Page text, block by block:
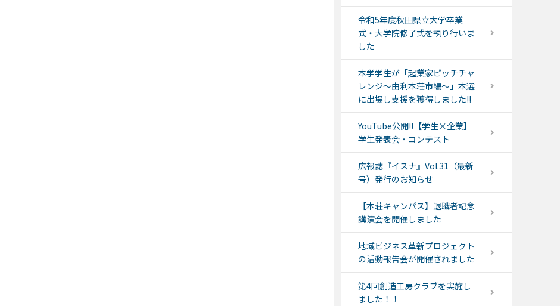
令和5年度秋田県立大学卒業
式・大学院修了式を執り行いま
した
本学学生が「起業家ピッチチャ
レンジ～由利本荘市編～」本選
に出場し支援を獲得しました!!
YouTube公開!!【学生×企業】
学生発表会・コンテスト
広報誌『イスナ』Vol.31（最新
号）発行のお知らせ
【本荘キャンパス】退職者記念
講演会を開催しました
地域ビジネス革新プロジェクト
の活動報告会が開催されました
第4回創造工房クラブを実施し
ました！！